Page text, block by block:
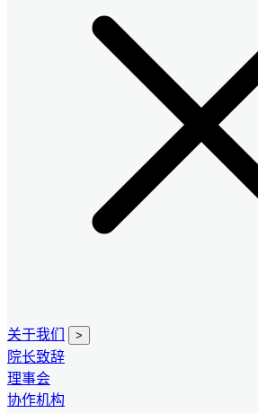
关于我们 >
院长致辞
理事会
协作机构